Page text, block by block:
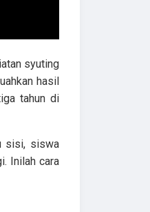
syuting
hasil
tahun di
sisi, siswa
Inilah cara